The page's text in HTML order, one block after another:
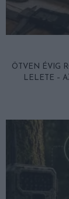
ÖTVEN ÉVIG
LELETE –